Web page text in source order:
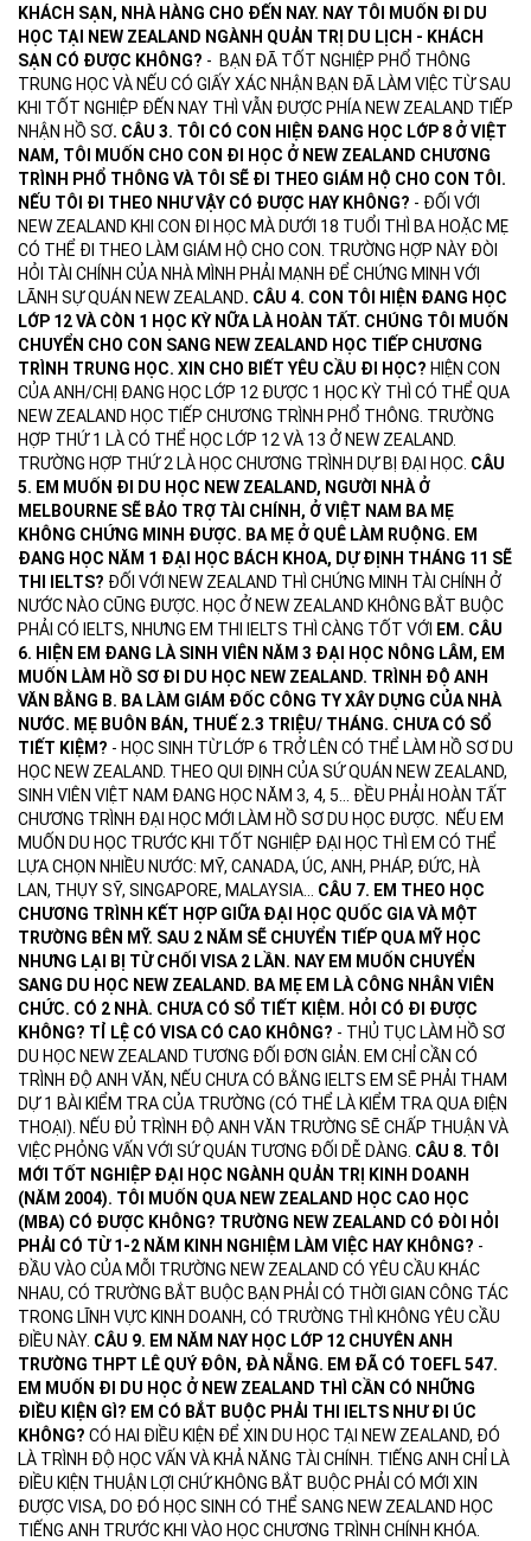
KHÁCH SẠN, NHÀ HÀNG CHO ĐẾN NAY. NAY TÔI MUỐN ĐI DU
HỌC TẠI NEW ZEALAND NGÀNH QUẢN TRỊ DU LỊCH - KHÁCH
SẠN CÓ ĐƯỢC KHÔNG? - BẠN ĐÃ TỐT NGHIỆP PHỔ THÔNG
TRUNG HỌC VÀ NẾU CÓ GIẤY XÁC NHẬN BẠN ĐÃ LÀM VIỆC TỪ SAU
KHI TỐT NGHIỆP ĐẾN NAY THÌ VẪN ĐƯỢC PHÍA NEW ZEALAND TIẾP
NHẬN HỒ SƠ. CÂU 3. TÔI CÓ CON HIỆN ĐANG HỌC LỚP 8 Ở VIỆT
NAM, TÔI MUỐN CHO CON ĐI HỌC Ở NEW ZEALAND CHƯƠNG
TRÌNH PHỔ THÔNG VÀ TÔI SẼ ĐI THEO GIÁM HỘ CHO CON TÔI.
NẾU TÔI ĐI THEO NHƯ VẬY CÓ ĐƯỢC HAY KHÔNG? - ĐỐI VỚI
NEW ZEALAND KHI CON ĐI HỌC MÀ DƯỚI 18 TUỔI THÌ BA HOẶC MẸ
CÓ THỂ ĐI THEO LÀM GIÁM HỘ CHO CON. TRƯỜNG HỢP NÀY ĐÒI
HỎI TÀI CHÍNH CỦA NHÀ MÌNH PHẢI MẠNH ĐỂ CHỨNG MINH VỚI
LÃNH SỰ QUÁN NEW ZEALAND. CÂU 4. CON TÔI HIỆN ĐANG HỌC
LỚP 12 VÀ CÒN 1 HỌC KỲ NỮA LÀ HOÀN TẤT. CHÚNG TÔI MUỐN
CHUYỂN CHO CON SANG NEW ZEALAND HỌC TIẾP CHƯƠNG
TRÌNH TRUNG HỌC. XIN CHO BIẾT YÊU CẦU ĐI HỌC? HIỆN CON
CỦA ANH/CHỊ ĐANG HỌC LỚP 12 ĐƯỢC 1 HỌC KỲ THÌ CÓ THỂ QUA
NEW ZEALAND HỌC TIẾP CHƯƠNG TRÌNH PHỔ THÔNG. TRƯỜNG
HỢP THỨ 1 LÀ CÓ THỂ HỌC LỚP 12 VÀ 13 Ở NEW ZEALAND.
TRƯỜNG HỢP THỨ 2 LÀ HỌC CHƯƠNG TRÌNH DỰ BỊ ĐẠI HỌC. CÂU
5. EM MUỐN ĐI DU HỌC NEW ZEALAND, NGƯỜI NHÀ Ở
MELBOURNE SẼ BẢO TRỢ TÀI CHÍNH, Ở VIỆT NAM BA MẸ
KHÔNG CHỨNG MINH ĐƯỢC. BA MẸ Ở QUÊ LÀM RUỘNG. EM
ĐANG HỌC NĂM 1 ĐẠI HỌC BÁCH KHOA, DỰ ĐỊNH THÁNG 11 SẼ
THI IELTS? ĐỐI VỚI NEW ZEALAND THÌ CHỨNG MINH TÀI CHÍNH Ở
NƯỚC NÀO CŨNG ĐƯỢC. HỌC Ở NEW ZEALAND KHÔNG BẮT BUỘC
PHẢI CÓ IELTS, NHƯNG EM THI IELTS THÌ CÀNG TỐT VỚI EM. CÂU
6. HIỆN EM ĐANG LÀ SINH VIÊN NĂM 3 ĐẠI HỌC NÔNG LÂM, EM
MUỐN LÀM HỒ SƠ ĐI DU HỌC NEW ZEALAND. TRÌNH ĐỘ ANH
VĂN BẰNG B. BA LÀM GIÁM ĐỐC CÔNG TY XÂY DỰNG CỦA NHÀ
NƯỚC. MẸ BUÔN BÁN, THUẾ 2.3 TRIỆU/ THÁNG. CHƯA CÓ SỔ
TIẾT KIỆM? - HỌC SINH TỪ LỚP 6 TRỞ LÊN CÓ THỂ LÀM HỒ SƠ DU
HỌC NEW ZEALAND. THEO QUI ĐỊNH CỦA SỨ QUÁN NEW ZEALAND,
SINH VIÊN VIỆT NAM ĐANG HỌC NĂM 3, 4, 5… ĐỀU PHẢI HOÀN TẤT
CHƯƠNG TRÌNH ĐẠI HỌC MỚI LÀM HỒ SƠ DU HỌC ĐƯỢC. NẾU EM
MUỐN DU HỌC TRƯỚC KHI TỐT NGHIỆP ĐẠI HỌC THÌ EM CÓ THỂ
LỰA CHỌN NHIỀU NƯỚC: MỸ, CANADA, ÚC, ANH, PHÁP, ĐỨC, HÀ
LAN, THỤY SỸ, SINGAPORE, MALAYSIA… CÂU 7. EM THEO HỌC
CHƯƠNG TRÌNH KẾT HỢP GIỮA ĐẠI HỌC QUỐC GIA VÀ MỘT
TRƯỜNG BÊN MỸ. SAU 2 NĂM SẼ CHUYỂN TIẾP QUA MỸ HỌC
NHƯNG LẠI BỊ TỪ CHỐI VISA 2 LẦN. NAY EM MUỐN CHUYỂN
SANG DU HỌC NEW ZEALAND. BA MẸ EM LÀ CÔNG NHÂN VIÊN
CHỨC. CÓ 2 NHÀ. CHƯA CÓ SỔ TIẾT KIỆM. HỎI CÓ ĐI ĐƯỢC
KHÔNG? TỈ LỆ CÓ VISA CÓ CAO KHÔNG? - THỦ TỤC LÀM HỒ SƠ
DU HỌC NEW ZEALAND TƯƠNG ĐỐI ĐƠN GIẢN. EM CHỈ CẦN CÓ
TRÌNH ĐỘ ANH VĂN, NẾU CHƯA CÓ BẰNG IELTS EM SẼ PHẢI THAM
DỰ 1 BÀI KIỂM TRA CỦA TRƯỜNG (CÓ THỂ LÀ KIỂM TRA QUA ĐIỆN
THOẠI). NẾU ĐỦ TRÌNH ĐỘ ANH VĂN TRƯỜNG SẼ CHẤP THUẬN VÀ
VIỆC PHỎNG VẤN VỚI SỨ QUÁN TƯƠNG ĐỐI DỄ DÀNG. CÂU 8. TÔI
MỚI TỐT NGHIỆP ĐẠI HỌC NGÀNH QUẢN TRỊ KINH DOANH
(NĂM 2004). TÔI MUỐN QUA NEW ZEALAND HỌC CAO HỌC
(MBA) CÓ ĐƯỢC KHÔNG? TRƯỜNG NEW ZEALAND CÓ ĐÒI HỎI
PHẢI CÓ TỪ 1-2 NĂM KINH NGHIỆM LÀM VIỆC HAY KHÔNG? -
ĐẦU VÀO CỦA MỖI TRƯỜNG NEW ZEALAND CÓ YÊU CẦU KHÁC
NHAU, CÓ TRƯỜNG BẮT BUỘC BẠN PHẢI CÓ THỜI GIAN CÔNG TÁC
TRONG LĨNH VỰC KINH DOANH, CÓ TRƯỜNG THÌ KHÔNG YÊU CẦU
ĐIỀU NÀY. CÂU 9. EM NĂM NAY HỌC LỚP 12 CHUYÊN ANH
TRƯỜNG THPT LÊ QUÝ ĐÔN, ĐÀ NẴNG. EM ĐÃ CÓ TOEFL 547.
EM MUỐN ĐI DU HỌC Ở NEW ZEALAND THÌ CẦN CÓ NHỮNG
ĐIỀU KIỆN GÌ? EM CÓ BẮT BUỘC PHẢI THI IELTS NHƯ ĐI ÚC
KHÔNG? CÓ HAI ĐIỀU KIỆN ĐỂ XIN DU HỌC TẠI NEW ZEALAND, ĐÓ
LÀ TRÌNH ĐỘ HỌC VẤN VÀ KHẢ NĂNG TÀI CHÍNH. TIẾNG ANH CHỈ LÀ
ĐIỀU KIỆN THUẬN LỢI CHỨ KHÔNG BẮT BUỘC PHẢI CÓ MỚI XIN
ĐƯỢC VISA, DO ĐÓ HỌC SINH CÓ THỂ SANG NEW ZEALAND HỌC
TIẾNG ANH TRƯỚC KHI VÀO HỌC CHƯƠNG TRÌNH CHÍNH KHÓA.